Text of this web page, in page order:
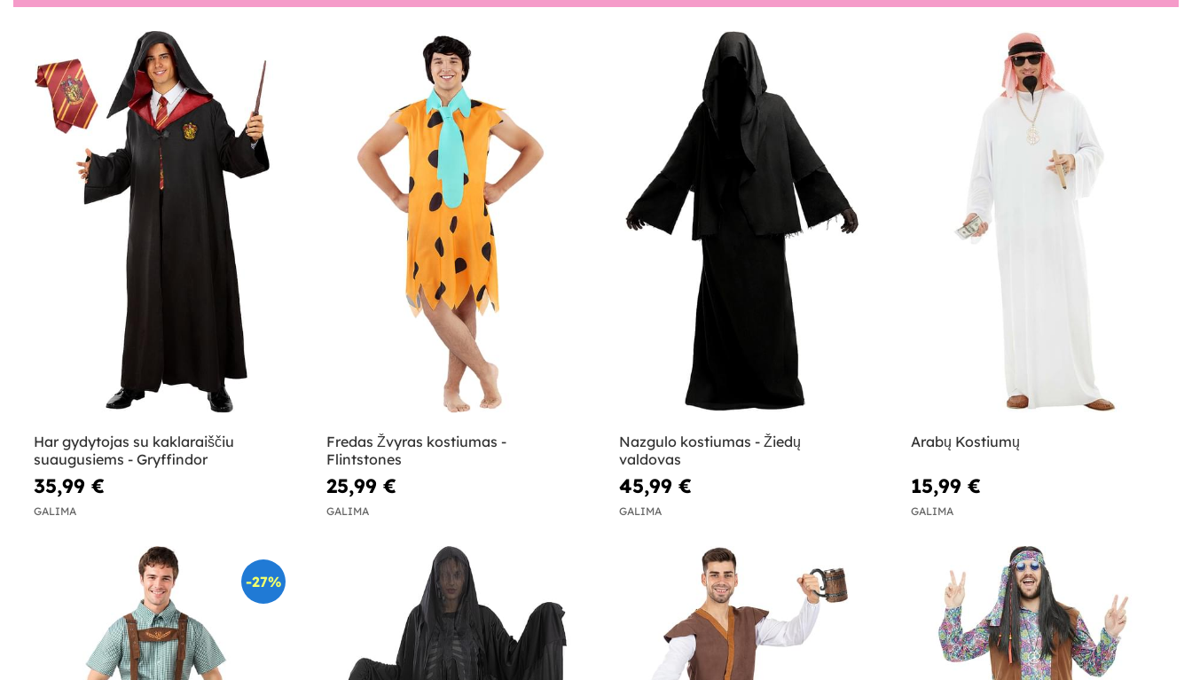
Har gydytojas su kaklaraiščiu
suaugusiems - Gryffindor
35,99 €
GALIMA
Fredas Žvyras kostiumas -
Flintstones
25,99 €
GALIMA
Nazgulo kostiumas - Žiedų
valdovas
45,99 €
GALIMA
Arabų Kostiumų
15,99 €
GALIMA
-27%